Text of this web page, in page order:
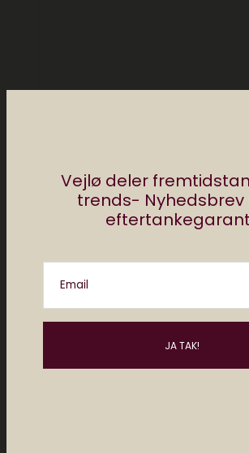
Vejlø deler
trends- Nyhedsbrev
Email
mikkel winther